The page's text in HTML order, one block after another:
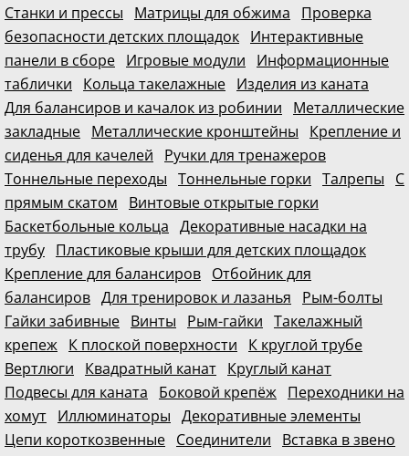
Станки и прессы
Матрицы для обжима
Проверка
безопасности детских площадок Интерактивные
панели в сборе Игровые модули
Информационные
таблички
Кольца такелажные Изделия из каната
Для балансиров и качалок из робинии
Металлические
закладные Металлические кронштейны
Крепление и
сиденья для качелей
Ручки для тренажеров
Тоннельные переходы Тоннельные горки Талрепы
С
прямым скатом
Винтовые открытые горки
Баскетбольные кольца Декоративные насадки на
трубу Пластиковые крыши для детских площадок
Крепление для балансиров Отбойник для
балансиров Для тренировок и лазанья
Рым-болты
Гайки забивные Винты Рым-гайки Такелажный
крепеж К плоской поверхности
К круглой трубе
Вертлюги
Квадратный канат Круглый канат
Подвесы для каната
Боковой крепёж Переходники на
хомут Иллюминаторы Декоративные элементы
Цепи короткозвенные Соединители
Вставка в звено